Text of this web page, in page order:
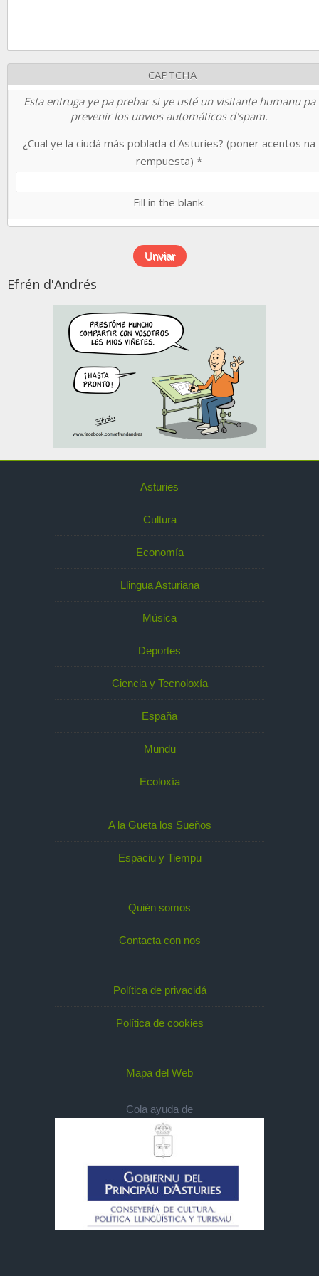
CAPTCHA
Esta entruga ye pa prebar si ye usté un visitante humanu pa
prevenir los unvios automáticos d'spam.
¿Cual ye la ciudá más poblada d'Asturies? (poner acentos na
rempuesta) *
Fill in the blank.
Efrén d'Andrés
Asturies
Cultura
Economía
Llingua Asturiana
Música
Deportes
Ciencia y Tecnoloxía
España
Mundu
Ecoloxía
A la Gueta los Sueños
Espaciu y Tiempu
Quién somos
Contacta con nos
Política de privacidá
Política de cookies
Mapa del Web
Cola ayuda de